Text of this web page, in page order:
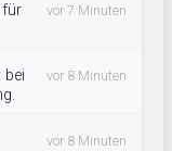
für
vor 7 Minuten
bei
vor 8 Minuten
vor 8 Minuten